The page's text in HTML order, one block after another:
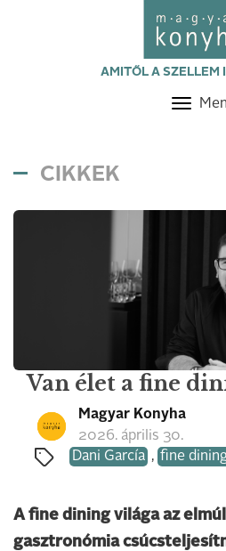
AMITŐL A SZELLEM
CIKKEK
Van élet a fine
Magyar Konyha
2026. április 30.
Dani García , fine
A fine dining világa az
gasztronómia